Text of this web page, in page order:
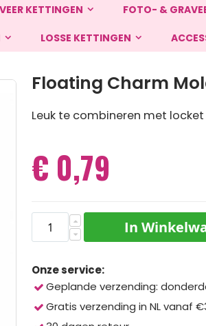
KETTINGEN FOTO- &
LOSSE KETTINGEN
Floating Charm
Leuk te combineren met
€ 0,79
In
Onze service:
Geplande verzending:
Gratis verzending in NL vanaf